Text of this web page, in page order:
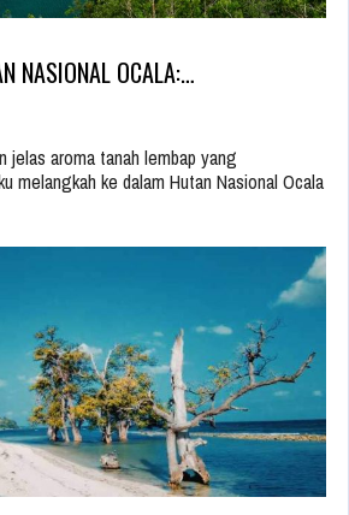
NASIONAL OCALA:…
jelas aroma tanah lembap yang
melangkah ke dalam Hutan Nasional Ocala